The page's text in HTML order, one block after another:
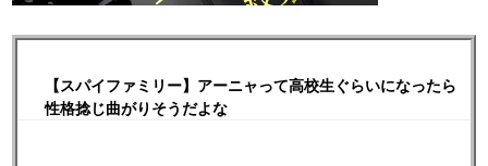
【スパイファミリー】アーニャって高校生ぐらいになったら
性格捻じ曲がりそうだよな